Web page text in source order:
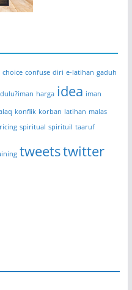
choice confuse diri e-latihan gaduh
harga idea iman
konflik korban latihan malas
spiritual spirituil taaruf
tweetstwitter